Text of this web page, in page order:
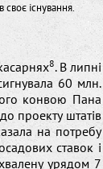
існування.
8. В липні
60 млн.
конвою Пана
проекту штатів
на потребу
ставок і
урядом 7